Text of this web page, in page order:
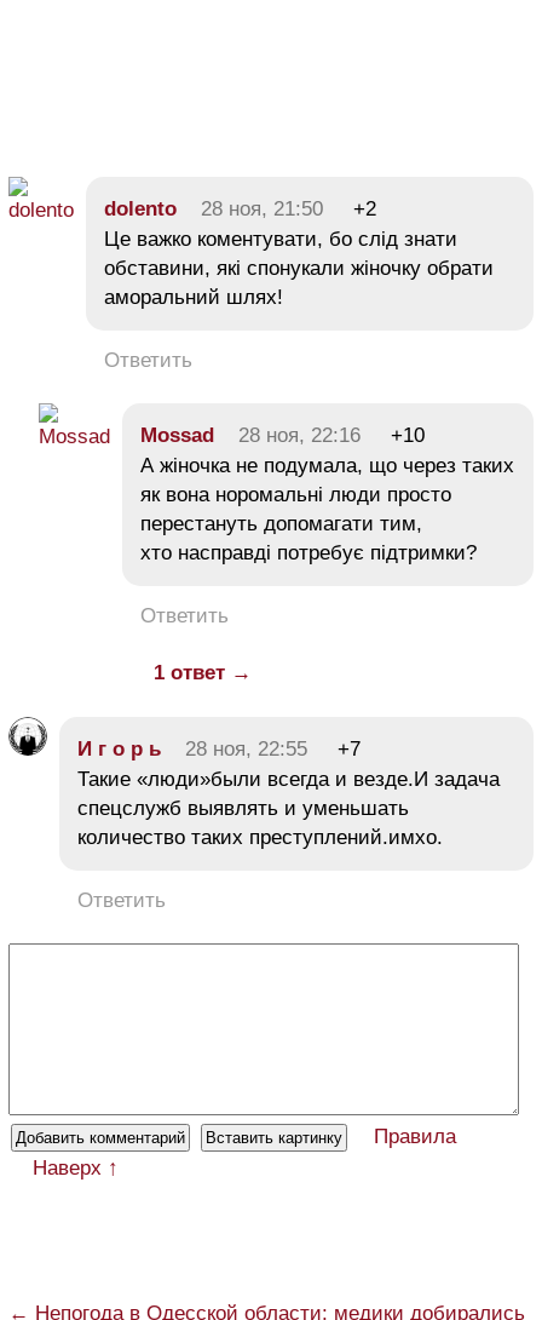
dolento 28 ноя, 21:50
+2
Це важко коментувати, бо слід знати
обставини, які спонукали жіночку обрати
аморальний шлях!
Ответить
Mossad 28 ноя, 22:16
+10
А жіночка не подумала, що через таких
як вона норомальні люди просто
перестануть допомагати тим,
хто насправді потребує підтримки?
Ответить
1 ответ →
И г о р ь 28 ноя, 22:55
+7
Такие «люди»были всегда и везде.И задача
спецслужб выявлять и уменьшать
количество таких преступлений.имхо.
Ответить
Правила
Наверх ↑
← Непогода в Одесской области: медики добирались